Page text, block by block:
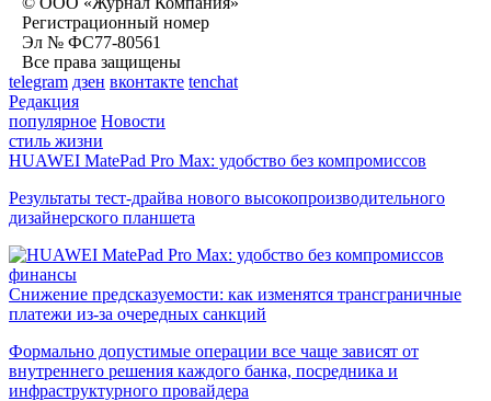
Регистрационный номер
Эл № ФС77-80561
Все права защищены
telegram дзен вконтакте tenchat
Редакция
популярное Новости
стиль жизни
HUAWEI MatePad Pro Max: удобство без компромиссов
Результаты тест-драйва нового высокопроизводительного
дизайнерского планшета
финансы
Снижение предсказуемости: как изменятся трансграничные
платежи из-за очередных санкций
Формально допустимые операции все чаще зависят от
внутреннего решения каждого банка, посредника и
инфраструктурного провайдера